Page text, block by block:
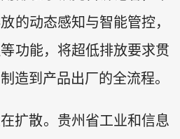
的动态感知与智能管控，
功能，将超低排放要求贯
造到产品出厂的全流程。
散。贵州省工业和信息